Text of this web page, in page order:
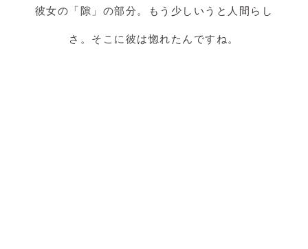
彼女の「隙」の部分。もう少しいうと人間らし
さ。そこに彼は惚れたんですね。